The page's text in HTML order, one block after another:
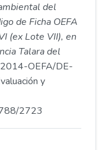
del
de Ficha OEFA
(ex Lote VII), en
Talara del
OEFA/DE-
y
2723